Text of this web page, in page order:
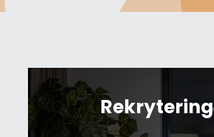
Rekrytering